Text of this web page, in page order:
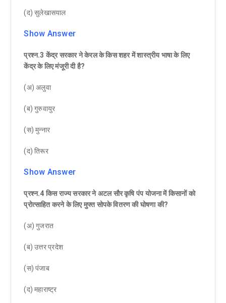
(द) सुलेखासयाल
Show Answer
प्रश्न.3 केंद्र सरकार ने केरल के किस शहर में शास्त्रीय भाषा के लिए
केंद्र के लिए मंजूरी दी है?
(अ) अलुवा
(ब) गुरुवायुर
(स) मुन्नार
(द) तिरूर
Show Answer
प्रश्न.4 किस राज्य सरकार ने अटल सौर कृषि पंप योजना में किसानों को
प्रोत्साहित करने के लिए मुफ्त सोपके वितरण की घोषणा की?
(अ) गुजरात
(ब) उत्तर प्रदेश
(स) पंजाब
(द) महाराष्ट्र